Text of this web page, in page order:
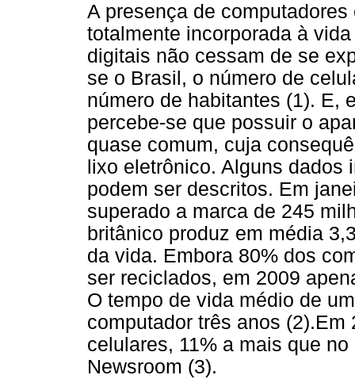
A presença de
totalmente incorporada à
digitais não cessam de se
se o Brasil, o número de
número de habitantes (1). E,
percebe-se que possuir o
quase comum, cuja
lixo eletrônico. Alguns
podem ser descritos. Em
superado a marca de 245
britânico produz em média
da vida. Embora 80% dos
ser reciclados, em 2009
O tempo de vida médio de
computador três anos
celulares, 11% a mais que
Newsroom (3).